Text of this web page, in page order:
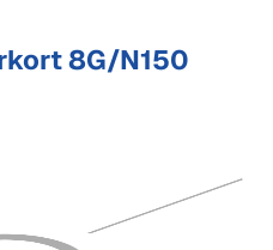
8G/N150